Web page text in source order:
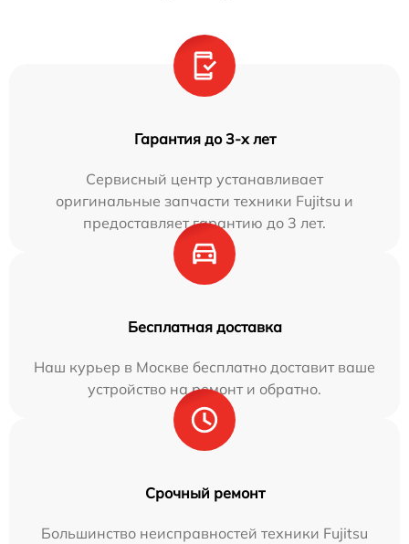
Гарантия до 3-х лет
Сервисный центр устанавливает
оригинальные запчасти техники Fujitsu и
предоставляет гарантию до 3 лет.
Бесплатная доставка
Наш курьер в Москве бесплатно доставит ваше
устройство на ремонт и обратно.
Срочный ремонт
Большинство неисправностей техники Fujitsu